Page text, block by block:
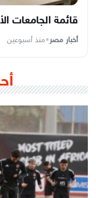
قائمة الجامعات
أخبار مصر•منذ أسبوعين